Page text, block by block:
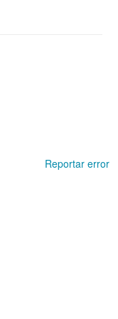
Reportar error